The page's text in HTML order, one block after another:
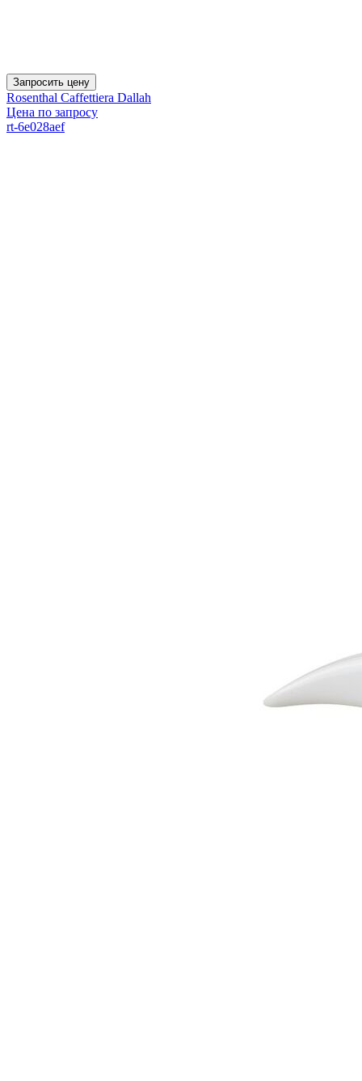
Запросить цену
Rosenthal Caffettiera Dallah
Цена по запросу
rt-6e028aef